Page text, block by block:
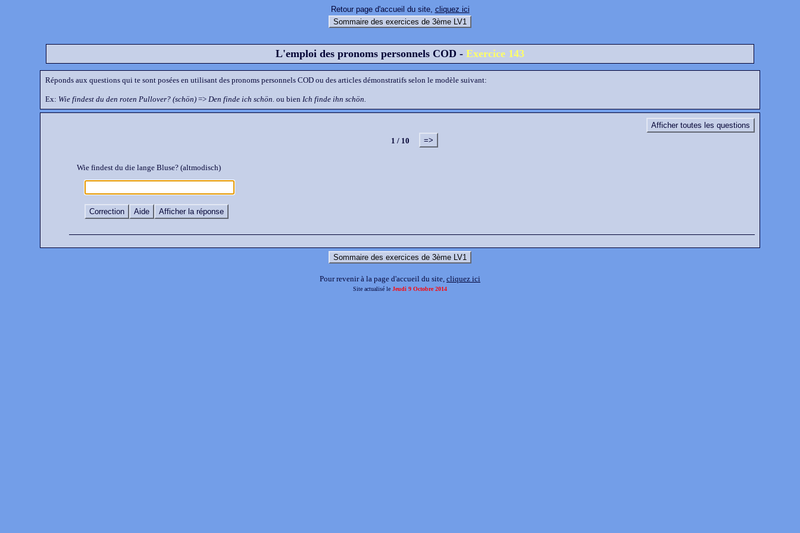
Retour page d'accueil du site, cliquez ici
Sommaire des exercices de 3ème LV1
L'emploi des pronoms personnels COD - Exercice 143
Réponds aux questions qui te sont posées en utilisant des pronoms personnels COD ou des articles démonstratifs selon le modèle suivant:
Ex: Wie findest du den roten Pullover? (schön) => Den finde ich schön. ou bien Ich finde ihn schön.
Afficher toutes les questions
1 / 10
=>
Wie findest du die lange Bluse? (altmodisch)
Correction Aide Afficher la réponse
Sommaire des exercices de 3ème LV1
Pour revenir à la page d'accueil du site, cliquez ici
Site actualisé le Jeudi 9 Octobre 2014